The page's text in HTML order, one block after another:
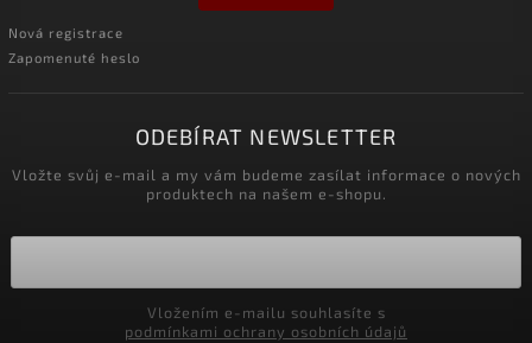
Nová registrace
Zapomenuté heslo
ODEBÍRAT NEWSLETTER
Vložte svůj e-mail a my vám budeme zasílat informace o nových
produktech na našem e-shopu.
podmínkami ochrany osobních údajů